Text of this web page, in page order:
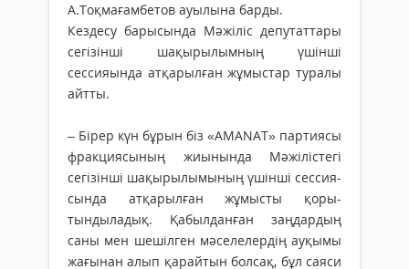
А.Тоқмағамбетов ауылына барды.
Кездесу барысында Мәжіліс депутаттары
сегізінші шақырылымның үшінші
сессияында атқарылған жұ­мыс­тар туралы
айтты.
– Бірер күн бұрын біз «AMANAT» партиясы
фракциясының жиы­нын­да Мәжілістегі
сегізінші ша­қы­­­ры­­­лымының үшінші сессия­
сында атқарылған жұмысты қо­­ры­­­­­­­­­
тындыладық. Қабылданған заң­­­­­дардың
саны мен шешілген мә­се­­­­лелердің ауқымы
жағынан алып қарайтын болсақ, бұл саяси